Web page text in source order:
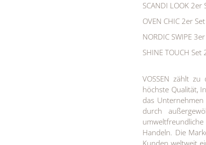
SCANDI LOOK
OVEN CHIC 2er
NORDIC SWIPE
SHINE TOUCH
VOSSEN zählt
höchste Qualität,
das Unternehmen
durch
Handeln. Die